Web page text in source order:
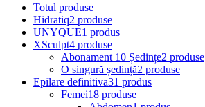
Totul produse
Hidratiq2 produse
UNYQUE1 produs
XSculpt4 produse
Abonament 10 Ședințe2 produse
O singură ședință2 produse
Epilare definitiva31 produs
Femei18 produse